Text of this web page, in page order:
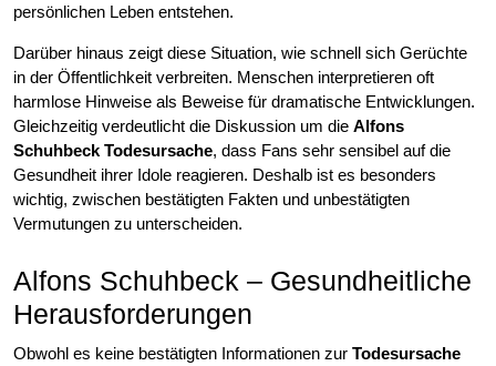
persönlichen Leben entstehen.
Darüber hinaus zeigt diese Situation, wie schnell sich Gerüchte
in der Öffentlichkeit verbreiten. Menschen interpretieren oft
harmlose Hinweise als Beweise für dramatische Entwicklungen.
Gleichzeitig verdeutlicht die Diskussion um die Alfons
Schuhbeck Todesursache, dass Fans sehr sensibel auf die
Gesundheit ihrer Idole reagieren. Deshalb ist es besonders
wichtig, zwischen bestätigten Fakten und unbestätigten
Vermutungen zu unterscheiden.
Alfons Schuhbeck – Gesundheitliche
Herausforderungen
Obwohl es keine bestätigten Informationen zur Todesursache